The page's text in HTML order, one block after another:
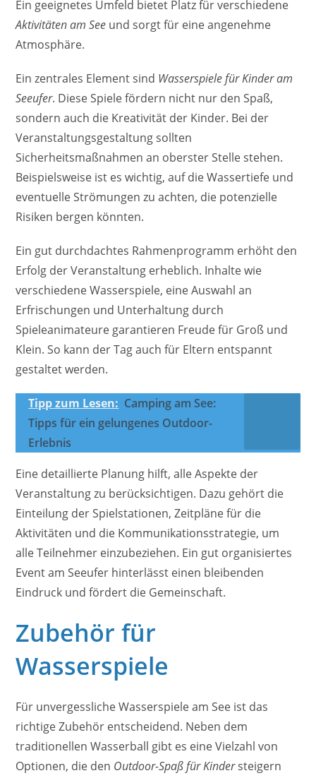
Ein geeignetes Umfeld bietet Platz für verschiedene
Aktivitäten am See und sorgt für eine angenehme
Atmosphäre.
Ein zentrales Element sind Wasserspiele für Kinder am
Seeufer. Diese Spiele fördern nicht nur den Spaß,
sondern auch die Kreativität der Kinder. Bei der
Veranstaltungsgestaltung sollten
Sicherheitsmaßnahmen an oberster Stelle stehen.
Beispielsweise ist es wichtig, auf die Wassertiefe und
eventuelle Strömungen zu achten, die potenzielle
Risiken bergen könnten.
Ein gut durchdachtes Rahmenprogramm erhöht den
Erfolg der Veranstaltung erheblich. Inhalte wie
verschiedene Wasserspiele, eine Auswahl an
Erfrischungen und Unterhaltung durch
Spieleanimateure garantieren Freude für Groß und
Klein. So kann der Tag auch für Eltern entspannt
gestaltet werden.
Tipp zum Lesen: Camping am See:
Tipps für ein gelungenes Outdoor-
Erlebnis
Eine detaillierte Planung hilft, alle Aspekte der
Veranstaltung zu berücksichtigen. Dazu gehört die
Einteilung der Spielstationen, Zeitpläne für die
Aktivitäten und die Kommunikationsstrategie, um
alle Teilnehmer einzubeziehen. Ein gut organisiertes
Event am Seeufer hinterlässt einen bleibenden
Eindruck und fördert die Gemeinschaft.
Zubehör für
Wasserspiele
Für unvergessliche Wasserspiele am See ist das
richtige Zubehör entscheidend. Neben dem
traditionellen Wasserball gibt es eine Vielzahl von
Optionen, die den Outdoor-Spaß für Kindersteigern